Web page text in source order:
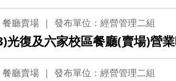
廳賣場 發布單位：經營管理二組
復及六家校區餐廳(賣場)營
廳賣場 發布單位：經營管理二組